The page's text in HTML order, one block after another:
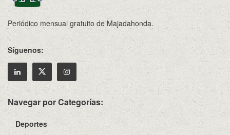
Periódico mensual gratuito de Majadahonda.
Síguenos:
Navegar por Categorías:
Deportes